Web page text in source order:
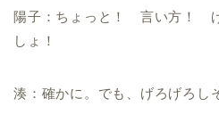
陽子：ちょっと！ 言い方！
しょ！
湊：確かに。でも、げろげろし